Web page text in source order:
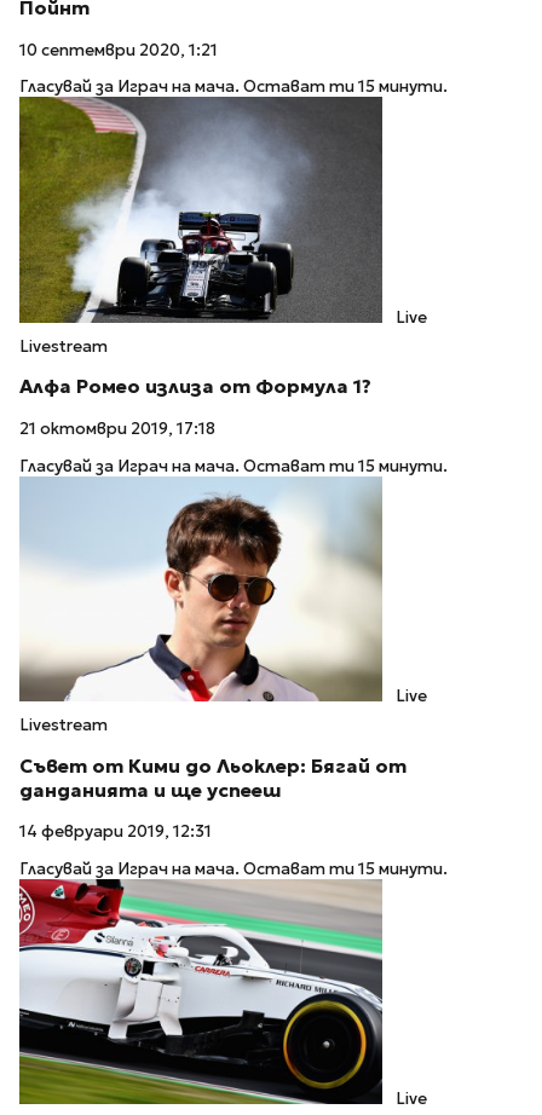
Пойнт
10 септември 2020, 1:21
Гласувай за Играч на мача. Остават ти 15 минути.
Live
Livestream
Алфа Ромео излиза от Формула 1?
21 октомври 2019, 17:18
Гласувай за Играч на мача. Остават ти 15 минути.
Live
Livestream
Съвет от Кими до Льоклер: Бягай от
данданията и ще успееш
14 февруари 2019, 12:31
Гласувай за Играч на мача. Остават ти 15 минути.
Live